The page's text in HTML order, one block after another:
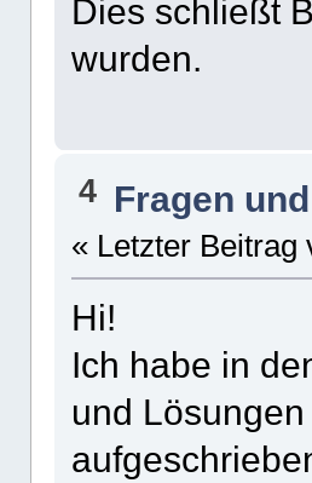
Dies schließt
wurden.
4 Fragen
« Letzter Beitrag
Hi!
Ich habe in
und